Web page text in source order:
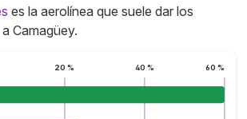
es la aerolínea que suele dar los
Camagüey.
20 % 40 % 60 %